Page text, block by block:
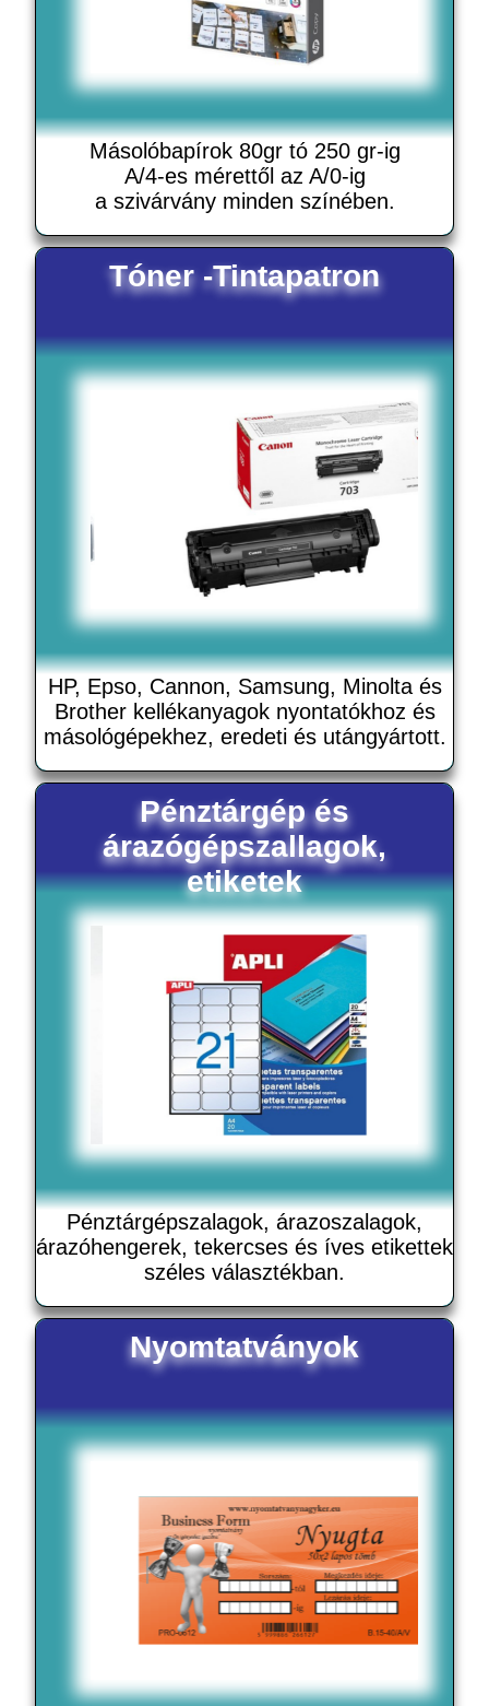
Másolóbapírok 80gr tó 250 gr-ig
A/4-es mérettől az A/0-ig
a szivárvány minden színében.
Tóner -Tintapatron
HP, Epso, Cannon, Samsung, Minolta és
Brother kellékanyagok nyontatókhoz és
másológépekhez, eredeti és utángyártott.
Pénztárgép és
árazógépszallagok,
etiketek
Pénztárgépszalagok, árazoszalagok,
árazóhengerek, tekercses és íves etikettek
széles választékban.
Nyomtatványok